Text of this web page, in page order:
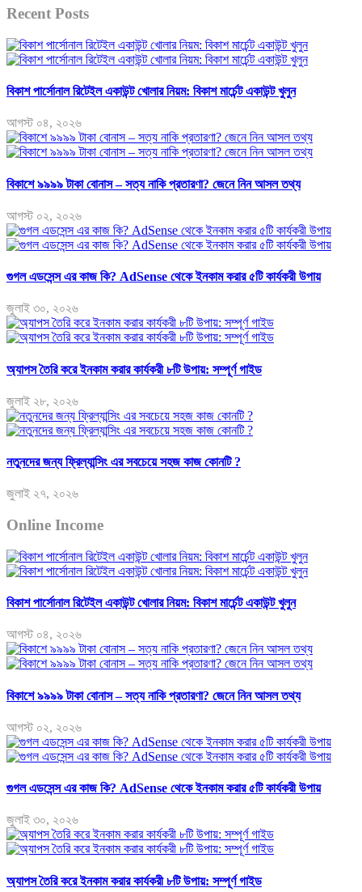
Recent Posts
বিকাশ পার্সোনাল রিটেইল একাউন্ট খোলার নিয়ম: বিকাশ মার্চেন্ট একাউন্ট খুলুন
আগস্ট ০৪, ২০২৬
বিকাশে ৯৯৯৯ টাকা বোনাস – সত্য নাকি প্রতারণা? জেনে নিন আসল তথ্য
আগস্ট ০২, ২০২৬
গুগল এডসেন্স এর কাজ কি? AdSense থেকে ইনকাম করার ৫টি কার্যকরী উপায়
জুলাই ৩০, ২০২৬
অ্যাপস তৈরি করে ইনকাম করার কার্যকরী ৮টি উপায়: সম্পূর্ণ গাইড
জুলাই ২৮, ২০২৬
নতুনদের জন্য ফ্রিল্যান্সিং এর সবচেয়ে সহজ কাজ কোনটি ?
জুলাই ২৭, ২০২৬
Online Income
বিকাশ পার্সোনাল রিটেইল একাউন্ট খোলার নিয়ম: বিকাশ মার্চেন্ট একাউন্ট খুলুন
আগস্ট ০৪, ২০২৬
বিকাশে ৯৯৯৯ টাকা বোনাস – সত্য নাকি প্রতারণা? জেনে নিন আসল তথ্য
আগস্ট ০২, ২০২৬
গুগল এডসেন্স এর কাজ কি? AdSense থেকে ইনকাম করার ৫টি কার্যকরী উপায়
জুলাই ৩০, ২০২৬
অ্যাপস তৈরি করে ইনকাম করার কার্যকরী ৮টি উপায়: সম্পূর্ণ গাইড